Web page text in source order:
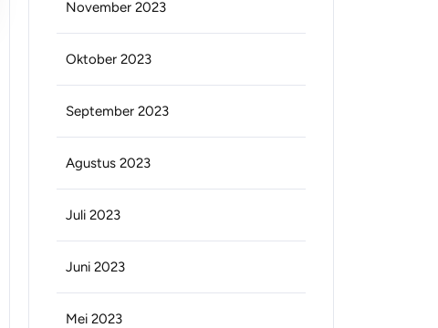
November 2023
Oktober 2023
September 2023
Agustus 2023
Juli 2023
Juni 2023
Mei 2023